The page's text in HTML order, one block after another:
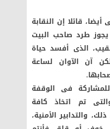
قائلا إن النقابة
طرد صاحب البيت
الذى أفسد حياة
آن الآوان لساعة
فى الوقفة
تم اتخاذ كافة
والتدابير الأمنية،